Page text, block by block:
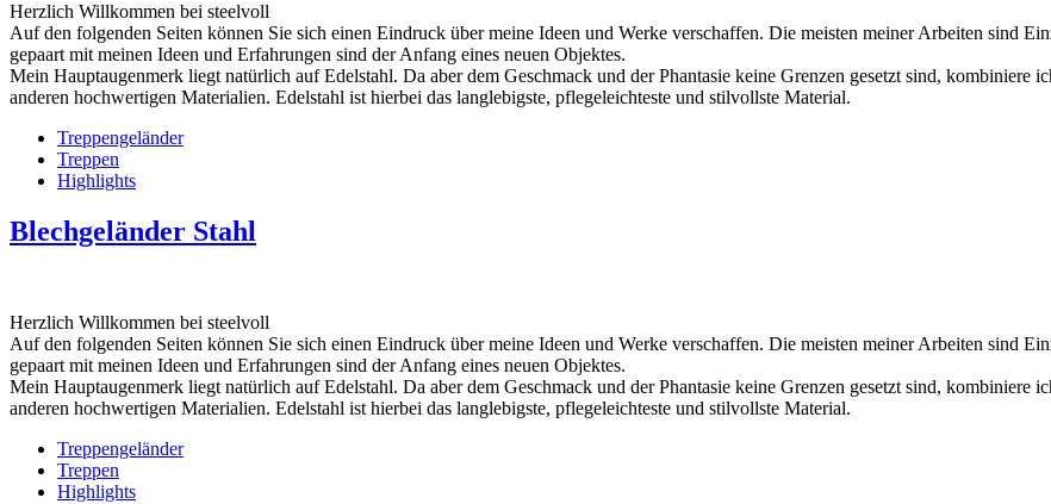
Herzlich Willkommen bei steelvoll
Auf den folgenden Seiten können Sie sich einen Eindruck über meine Ideen und Werke verschaffen. Die meisten meiner Arbeiten sind
gepaart mit meinen Ideen und Erfahrungen sind der Anfang eines neuen Objektes.
Mein Hauptaugenmerk liegt natürlich auf Edelstahl. Da aber dem Geschmack und der Phantasie keine Grenzen gesetzt sind,
anderen hochwertigen Materialien. Edelstahl ist hierbei das langlebigste, pflegeleichteste und stilvollste Material.
Treppengeländer
Treppen
Highlights
Blechgeländer Stahl
Herzlich Willkommen bei steelvoll
Auf den folgenden Seiten können Sie sich einen Eindruck über meine Ideen und Werke verschaffen. Die meisten meiner Arbeiten sind
gepaart mit meinen Ideen und Erfahrungen sind der Anfang eines neuen Objektes.
Mein Hauptaugenmerk liegt natürlich auf Edelstahl. Da aber dem Geschmack und der Phantasie keine Grenzen gesetzt sind,
anderen hochwertigen Materialien. Edelstahl ist hierbei das langlebigste, pflegeleichteste und stilvollste Material.
Treppengeländer
Treppen
Highlights